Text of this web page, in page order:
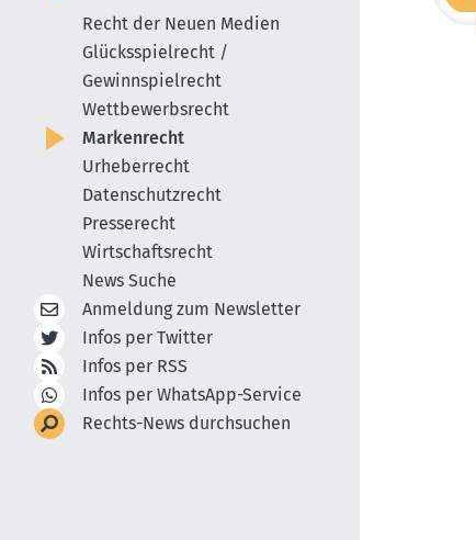
Recht der Neuen Medien
Glücksspielrecht /
Gewinnspielrecht
Wettbewerbsrecht
Markenrecht
Urheberrecht
Datenschutzrecht
Presserecht
Wirtschaftsrecht
News Suche
Anmeldung zum Newsletter
Infos per Twitter
Infos per RSS
Infos per WhatsApp-Service
Rechts-News durchsuchen